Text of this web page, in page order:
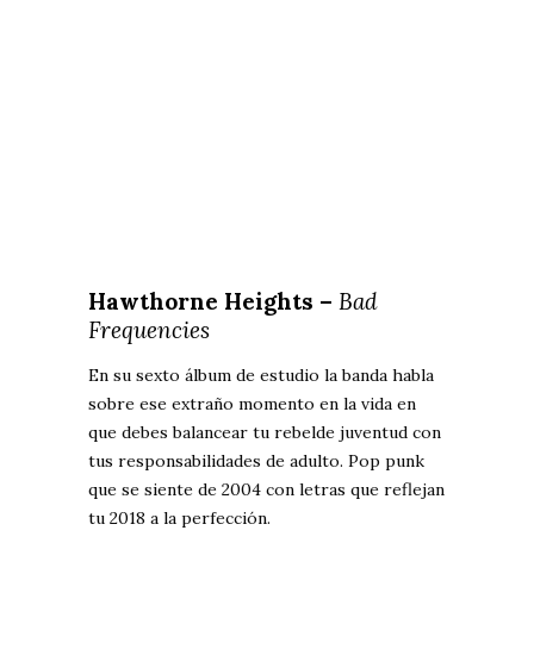
Hawthorne Heights – Bad
Frequencies
En su sexto álbum de estudio la banda habla
sobre ese extraño momento en la vida en
que debes balancear tu rebelde juventud con
tus responsabilidades de adulto. Pop punk
que se siente de 2004 con letras que reflejan
tu 2018 a la perfección.